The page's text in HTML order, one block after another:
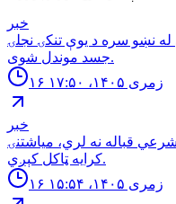
خبر
له نښو سره د یوې تنکۍ نجلۍ
جسد موندل شوی.
۱۶ زمری ۱۴۰۵، ۱۷:۵۰
خبر
قباله نه لري، میاشتنۍ
کرایه ټاکل کېږي.
۱۶ زمری ۱۴۰۵، ۱۵:۵۴